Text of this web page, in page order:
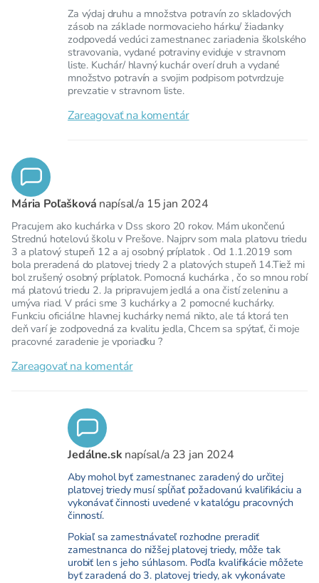
Za výdaj druhu a množstva potravín zo skladových
zásob na základe normovacieho hárku/ žiadanky
zodpovedá vedúci zamestnanec zariadenia školského
stravovania, vydané potraviny eviduje v stravnom
liste. Kuchár/ hlavný kuchár overí druh a vydané
množstvo potravín a svojim podpisom potvrdzuje
prevzatie v stravnom liste.
Zareagovať na komentár
Mária Poľašková napísal/a 15 jan 2024
Pracujem ako kuchárka v Dss skoro 20 rokov. Mám ukončenú
Strednú hotelovú školu v Prešove. Najprv som mala platovu triedu
3 a platový stupeň 12 a aj osobný príplatok . Od 1.1.2019 som
bola preradená do platovej triedy 2 a platových stupeň 14.Tiež mi
bol zrušený osobný príplatok. Pomocná kuchárka , čo so mnou robí
má platovú triedu 2. Ja pripravujem jedlá a ona čistí zeleninu a
umýva riad. V práci sme 3 kuchárky a 2 pomocné kuchárky.
Funkciu oficiálne hlavnej kuchárky nemá nikto, ale tá ktorá ten
deň varí je zodpovedná za kvalitu jedla, Chcem sa spýtať, či moje
pracovné zaradenie je vporiadku ?
Zareagovať na komentár
Jedálne.sk napísal/a 23 jan 2024
Aby mohol byť zamestnanec zaradený do určitej
platovej triedy musí spĺňať požadovanú kvalifikáciu a
vykonávať činnosti uvedené v katalógu pracovných
činností.
Pokiaľ sa zamestnávateľ rozhodne preradiť
zamestnanca do nižšej platovej triedy, môže tak
urobiť len s jeho súhlasom. Podľa kvalifikácie môžete
byť zaradená do 3. platovej triedy, ak vykonávate